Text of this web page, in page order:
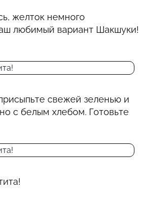
желток немного
любимый вариант Шакшуки!
свежей зеленью и
с белым хлебом. Готовьте